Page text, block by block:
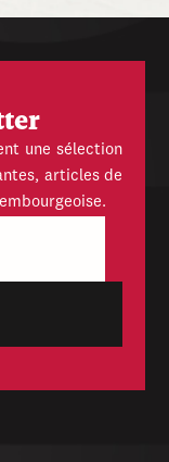
une sélection
articles de